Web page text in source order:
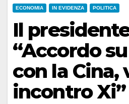
ECONOMIA IN EVIDENZA POLITICA
Il
“Accordo
con la Cina,
incontro Xi”